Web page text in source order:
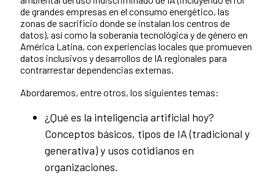
de grandes empresas en el consumo energético, las
zonas de sacrificio donde se instalan los centros de
datos), así como la soberanía tecnológica y de género en
América Latina, con experiencias locales que promueven
datos inclusivos y desarrollos de IA regionales para
contrarrestar dependencias externas.
Abordaremos, entre otros, los siguientes temas:
¿Qué es la inteligencia artificial hoy?
Conceptos básicos, tipos de IA (tradicional y
generativa) y usos cotidianos en
organizaciones.